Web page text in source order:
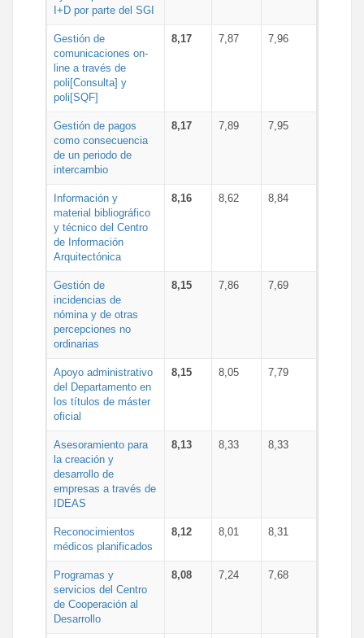
I+D por parte del SGI
Gestión de
comunicaciones on-
line a través de
poli[Consulta] y
poli[SQF]
8,17 7,87 7,96
Gestión de pagos
como consecuencia
de un periodo de
intercambio
8,17 7,89 7,95
Información y
material bibliográfico
y técnico del Centro
de Información
Arquitectónica
8,16 8,62 8,84
Gestión de
incidencias de
nómina y de otras
percepciones no
ordinarias
8,15 7,86 7,69
Apoyo administrativo
del Departamento en
los títulos de máster
oficial
8,15 8,05 7,79
Asesoramiento para
la creación y
desarrollo de
empresas a través de
IDEAS
8,13 8,33 8,33
Reconocimientos
médicos planificados
8,12 8,01 8,31
Programas y
servicios del Centro
de Cooperación al
Desarrollo
8,08 7,24 7,68